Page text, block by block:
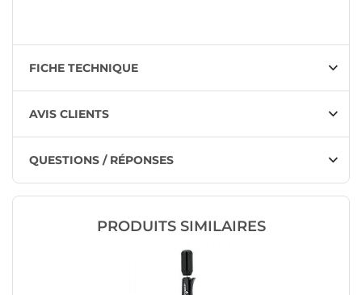
FICHE TECHNIQUE
AVIS CLIENTS
QUESTIONS / RÉPONSES
PRODUITS SIMILAIRES